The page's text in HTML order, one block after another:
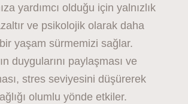
yardımcı olduğu için yalnızlık
ve psikolojik olarak daha
yaşam sürmemizi sağlar.
duygularını paylaşması ve
stres seviyesini düşürerek
olumlu yönde etkiler.